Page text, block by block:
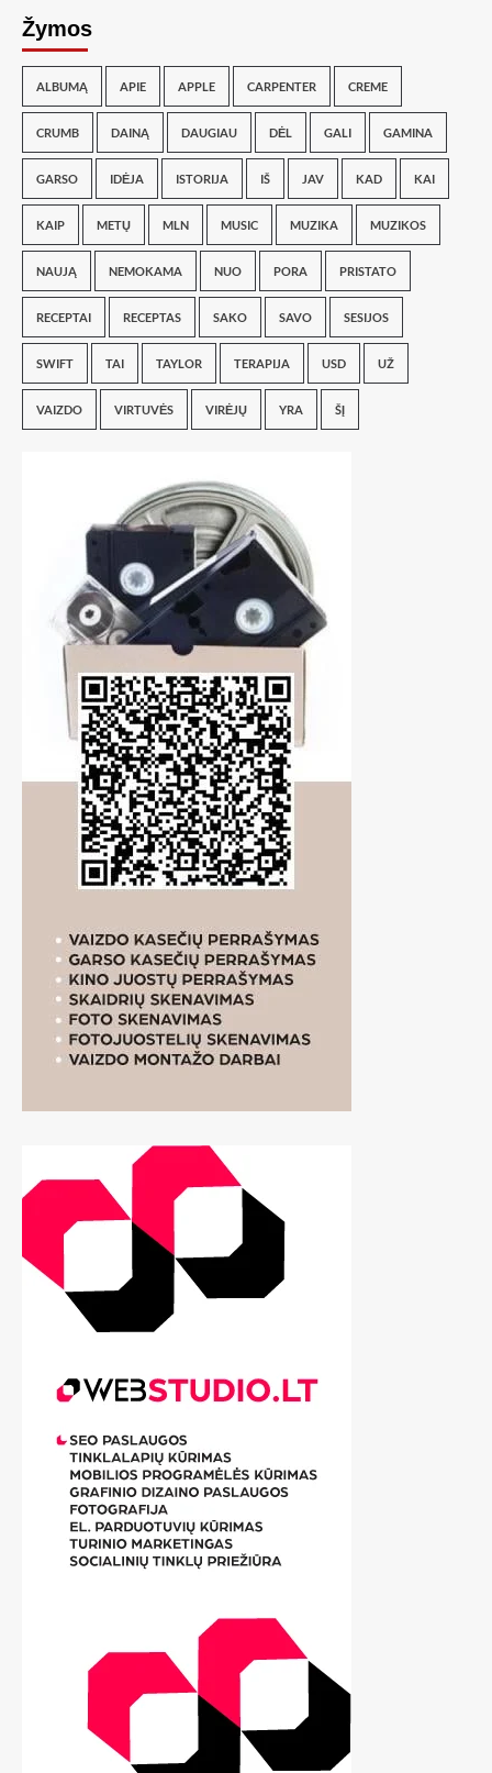
Žymos
ALBUMĄ APIE APPLE CARPENTER CREME
CRUMB DAINĄ DAUGIAU DĖL GALI GAMINA
GARSO IDĖJA ISTORIJA IŠ JAV KAD KAI
KAIP METŲ MLN MUSIC MUZIKA MUZIKOS
NAUJĄ NEMOKAMA NUO PORA PRISTATO
RECEPTAI RECEPTAS SAKO SAVO SESIJOS
SWIFT TAI TAYLOR TERAPIJA USD UŽ
VAIZDO VIRTUVĖS VIRĖJŲ YRA ŠĮ